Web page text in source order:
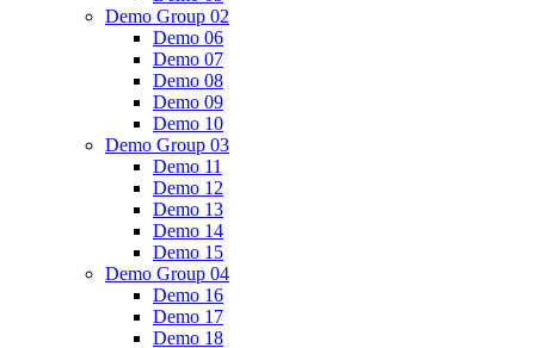
Demo Group 02
Demo 06
Demo 07
Demo 08
Demo 09
Demo 10
Demo Group 03
Demo 11
Demo 12
Demo 13
Demo 14
Demo 15
Demo Group 04
Demo 16
Demo 17
Demo 18